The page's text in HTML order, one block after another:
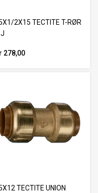
2X15 TECTITE T-RØR
278,00
TECTITE UNION